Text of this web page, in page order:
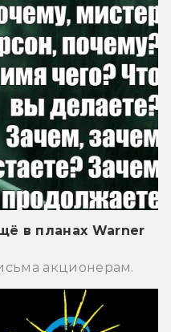
в планах Warner
акционерам.